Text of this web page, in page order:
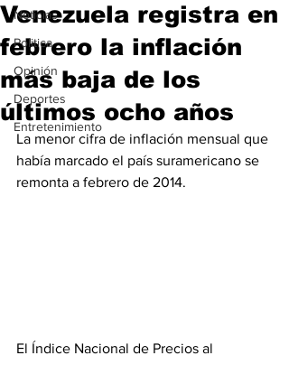
Noticias
Politica
Opinión
Deportes
Entretenimiento
Venezuela registra en
febrero la inflación
más baja de los
últimos ocho años
La menor cifra de inflación mensual que
había marcado el país suramericano se
remonta a febrero de 2014.
El Índice Nacional de Precios al